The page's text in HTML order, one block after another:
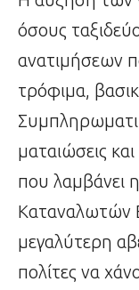
όσους
ανατιμήσεων
τρόφιμα,
ματαιώσεις
που λαμβάνει
Καταναλωτών
μεγαλύτερη
πολίτες να